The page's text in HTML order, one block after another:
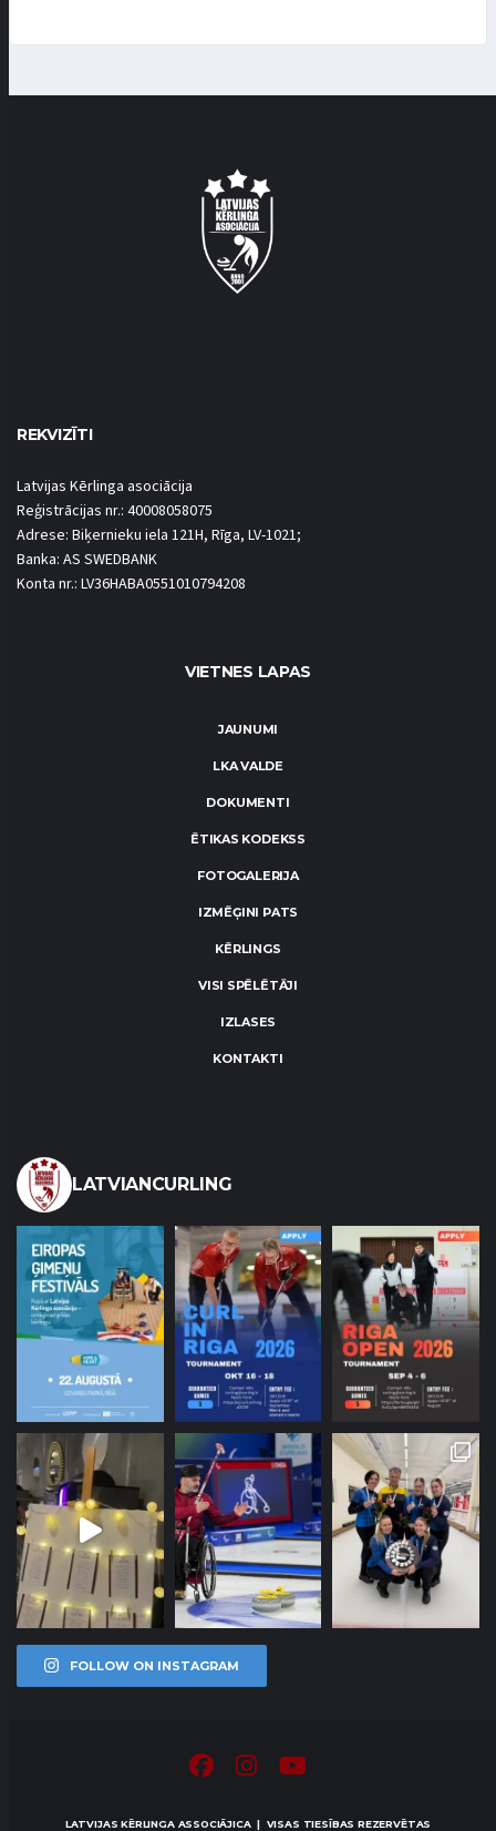
REKVIZĪTI
Latvijas Kērlinga asociācija
Reģistrācijas nr.: 40008058075
Adrese: Biķernieku iela 121H, Rīga, LV-1021;
Banka: AS SWEDBANK
Konta nr.: LV36HABA0551010794208
VIETNES LAPAS
JAUNUMI
LKA VALDE
DOKUMENTI
ĒTIKAS KODEKSS
FOTOGALERIJA
IZMĒĢINI PATS
KĒRLINGS
VISI SPĒLĒTĀJI
IZLASES
KONTAKTI
LATVIANCURLING
FOLLOW ON INSTAGRAM
LATVIJAS KĒRLINGA ASSOCIĀJICA | VISAS TIESĪBAS REZERVĒTAS